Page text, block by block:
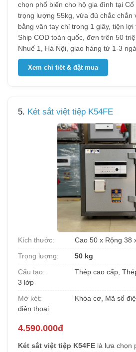
chọn phổ biến cho hộ gia đình tại
trọng lượng 55kg, vừa đủ chắc chắn
bằng vân tay chỉ trong 1 giây, tiện lợi
Ship COD toàn quốc, đơn trên 50
Nhuế 1, Hà Nội, giao hàng từ 1-3
Xem chi tiết & đặt mua
5. Két sắt việt tiệp K54FE
Kích thước:
Cao 50 x Rộng 38
Trọng lượng:
50 kg
Cấu tạo:
Thép cao cấp,
3 lớp
Mở két:
Khóa cơ, Mã số
điện thoại
4.590.000đ
Két sắt việt tiệp K54FE là lựa chọn